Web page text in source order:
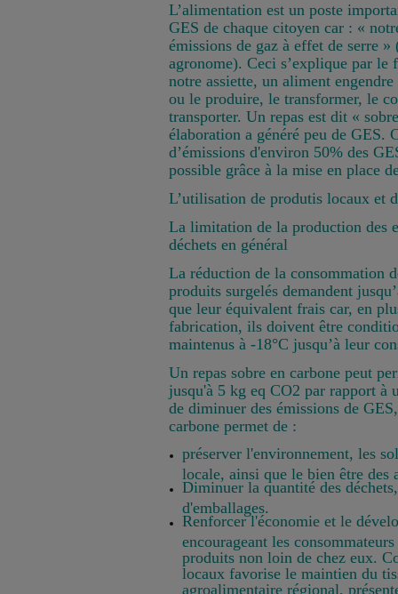
L’alimentation est un poste
GES de chaque citoyen car : «
émissions de gaz à effet de serre
agronome). Ceci s’explique par le
notre assiette, un aliment
ou le produire, le transformer, le
transporter. Un repas est dit «
élaboration a généré peu de GES.
d’émissions d'environ 50% des
possible grâce à la mise en place
L’utilisation de produtis locaux et
La limitation de la production des
déchets en général
La réduction de la consommation
produits surgelés demandent
que leur équivalent frais car, en
fabrication, ils doivent être
maintenus à -18°C jusqu’à leur
Un repas sobre en carbone peut
jusqu'à 5 kg eq CO2 par rapport à
de diminuer des émissions de
carbone permet de :
préserver l'environnement, les
locale, ainsi que le bien être des
Diminuer la quantité des
d'emballages.
Renforcer l'économie et le
encourageant les
produits non loin de chez eux.
locaux favorise le maintien du
agroalimentaire régional,